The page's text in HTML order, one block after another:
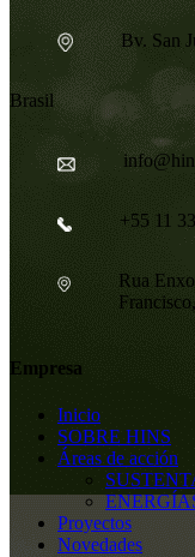
Bv. San
Brasil
+55 11
Rua
Empresa
Inicio
SOBRE HINS
Áreas de acción
Proyectos
Novedades